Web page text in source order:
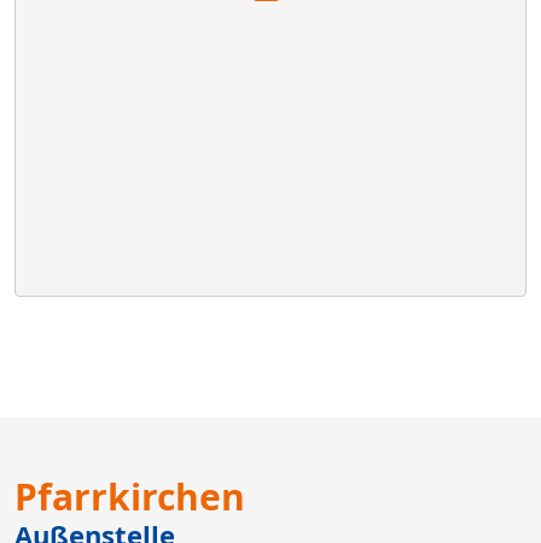
Pfarrkirchen
Außenstelle